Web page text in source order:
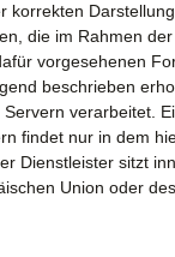
korrekten
die im Rahmen
vorgesehenen
beschrieben
verarbeitet.
findet nur in dem
Dienstleister sitzt
Union oder